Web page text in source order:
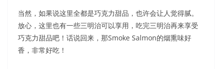
当然，如果说这里全都是巧克力甜品，也许会让人觉得腻。
放心，这里也有一些三明治可以享用，吃完三明治再来享受
巧克力甜品吧！话说回来，那Smoke Salmon的烟熏味好
香，非常好吃！